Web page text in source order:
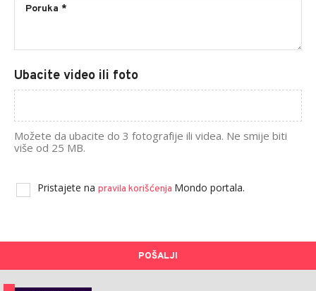
Ubacite video ili foto
Možete da ubacite do 3 fotografije ili videa. Ne smije biti
više od 25 MB.
Pristajete na pravila korišćenja Mondo portala.
POŠALJI